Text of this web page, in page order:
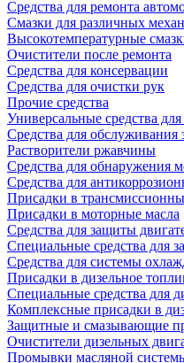
Средства для ремонта
Смазки для различных
Высокотемпературные
Очистители после ремонта
Средства для консервации
Средства для очистки рук
Прочие средства
Универсальные средства
Средства для обслуживания
Растворители ржавчины
Средства для обнаружения
Средства для
Присадки в
Присадки в моторные масла
Средства для защиты
Специальныe средства для
Средства для системы
Присадки в дизельное
Спeциальные средства для
Комплексные присадки в
Защитные и смазывающие
Очистители дизельных
Промывки масляной